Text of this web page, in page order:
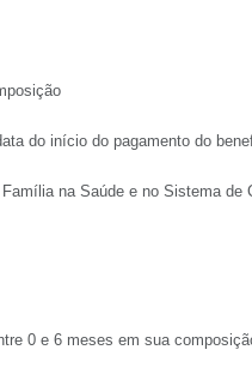
do início do pagamento do
na Saúde e no Sistema
0 e 6 meses em sua